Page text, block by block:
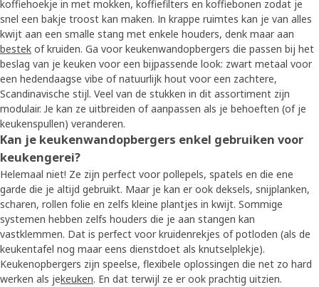
koffiehoekje in met mokken, koffiefilters en koffiebonen zodat je
snel een bakje troost kan maken. In krappe ruimtes kan je van alles
kwijt aan een smalle stang met enkele houders, denk maar aan
bestek of kruiden. Ga voor keukenwandopbergers die passen bij het
beslag van je keuken voor een bijpassende look: zwart metaal voor
een hedendaagse vibe of natuurlijk hout voor een zachtere,
Scandinavische stijl. Veel van de stukken in dit assortiment zijn
modulair. Je kan ze uitbreiden of aanpassen als je behoeften (of je
keukenspullen) veranderen.
Kan je keukenwandopbergers enkel gebruiken voor
keukengerei?
Helemaal niet! Ze zijn perfect voor pollepels, spatels en die ene
garde die je altijd gebruikt. Maar je kan er ook deksels, snijplanken,
scharen, rollen folie en zelfs kleine plantjes in kwijt. Sommige
systemen hebben zelfs houders die je aan stangen kan
vastklemmen. Dat is perfect voor kruidenrekjes of potloden (als de
keukentafel nog maar eens dienstdoet als knutselplekje).
Keukenopbergers zijn speelse, flexibele oplossingen die net zo hard
werken als jekeuken. En dat terwijl ze er ook prachtig uitzien.